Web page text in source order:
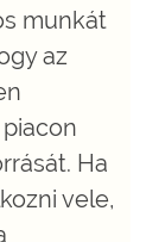
munkát
az
Ha
vele,